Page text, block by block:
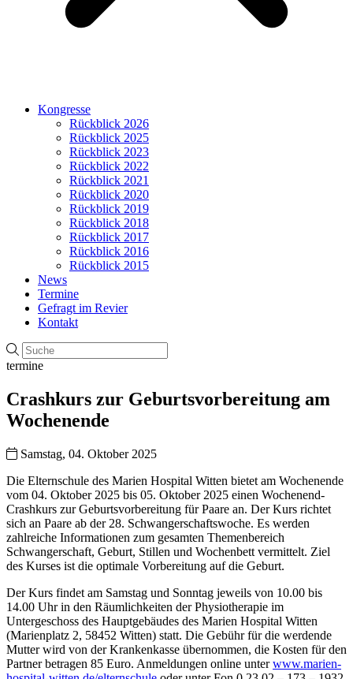
Kongresse
Rückblick 2026
Rückblick 2025
Rückblick 2023
Rückblick 2022
Rückblick 2021
Rückblick 2020
Rückblick 2019
Rückblick 2018
Rückblick 2017
Rückblick 2016
Rückblick 2015
News
Termine
Gefragt im Revier
Kontakt
termine
Crashkurs zur Geburtsvorbereitung am
Wochenende
Samstag, 04. Oktober 2025
Die Elternschule des Marien Hospital Witten bietet am Wochenende
vom 04. Oktober 2025 bis 05. Oktober 2025 einen Wochenend-
Crashkurs zur Geburtsvorbereitung für Paare an. Der Kurs richtet
sich an Paare ab der 28. Schwangerschaftswoche. Es werden
zahlreiche Informationen zum gesamten Themenbereich
Schwangerschaft, Geburt, Stillen und Wochenbett vermittelt. Ziel
des Kurses ist die optimale Vorbereitung auf die Geburt.
Der Kurs findet am Samstag und Sonntag jeweils von 10.00 bis
14.00 Uhr in den Räumlichkeiten der Physiotherapie im
Untergeschoss des Hauptgebäudes des Marien Hospital Witten
(Marienplatz 2, 58452 Witten) statt. Die Gebühr für die werdende
Mutter wird von der Krankenkasse übernommen, die Kosten für den
Partner betragen 85 Euro. Anmeldungen online unterwww.marien-